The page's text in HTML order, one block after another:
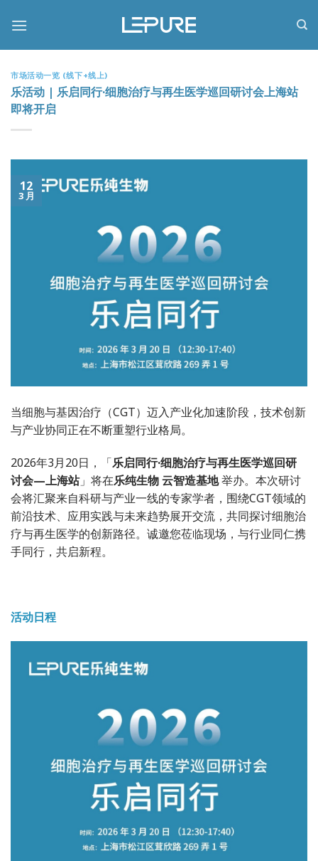
市场活动一览 (线下+线上)
乐活动 | 乐启同行·细胞治疗与再生医学巡回研讨会上海站
即将开启
12
3 月
当细胞与基因治疗（CGT）迈入产业化加速阶段，技术创新
与产业协同正在不断重塑行业格局。
2026年3月20日，「乐启同行·细胞治疗与再生医学巡回研
讨会—上海站」将在乐纯生物 云智造基地举办。本次研讨
会将汇聚来自科研与产业一线的专家学者，围绕CGT领域的
前沿技术、应用实践与未来趋势展开交流，共同探讨细胞治
疗与再生医学的创新路径。诚邀您莅临现场，与行业同仁携
手同行，共启新程。
活动日程